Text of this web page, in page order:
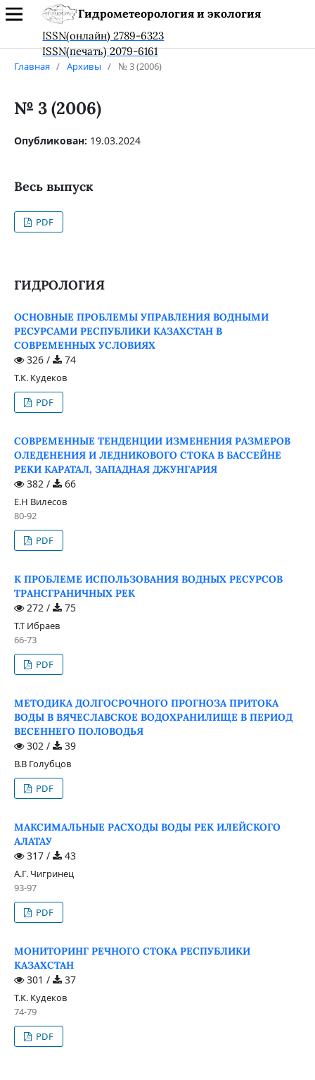
Гидрометеорология и экология
ISSN(онлайн) 2789-6323
ISSN(печать) 2079-6161
Главная / Архивы / № 3 (2006)
№ 3 (2006)
Опубликован: 19.03.2024
Весь выпуск
PDF
ГИДРОЛОГИЯ
ОСНОВНЫЕ ПРОБЛЕМЫ УПРАВЛЕНИЯ ВОДНЫМИ
РЕСУРСАМИ РЕСПУБЛИКИ КАЗАХСТАН В
СОВРЕМЕННЫХ УСЛОВИЯХ
326 / 74
Т.К. Кудеков
PDF
СОВРЕМЕННЫЕ ТЕНДЕНЦИИ ИЗМЕНЕНИЯ РАЗМЕРОВ
ОЛЕДЕНЕНИЯ И ЛЕДНИКОВОГО СТОКА В БАССЕЙНЕ
РЕКИ КАРАТАЛ, ЗАПАДНАЯ ДЖУНГАРИЯ
382 / 66
Е.Н Вилесов
80-92
PDF
К ПРОБЛЕМЕ ИСПОЛЬЗОВАНИЯ ВОДНЫХ РЕСУРСОВ
ТРАНСГРАНИЧНЫХ РЕК
272 / 75
Т.Т Ибраев
66-73
PDF
МЕТОДИКА ДОЛГОСРОЧНОГО ПРОГНОЗА ПРИТОКА
ВОДЫ В ВЯЧЕСЛАВСКОЕ ВОДОХРАНИЛИЩЕ В ПЕРИОД
ВЕСЕННЕГО ПОЛОВОДЬЯ
302 / 39
В.В Голубцов
PDF
МАКСИМАЛЬНЫЕ РАСХОДЫ ВОДЫ РЕК ИЛЕЙСКОГО
АЛАТАУ
317 / 43
А.Г. Чигринец
93-97
PDF
МОНИТОРИНГ РЕЧНОГО СТОКА РЕСПУБЛИКИ
КАЗАХСТАН
301 / 37
Т.К. Кудеков
74-79
PDF